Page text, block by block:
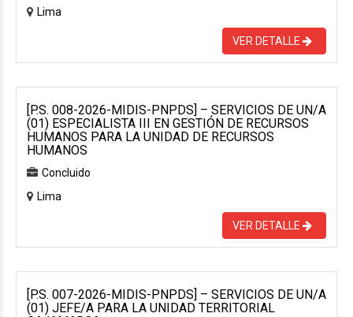
Lima
VER DETALLE
[P.S. 008-2026-MIDIS-PNPDS] – SERVICIOS DE UN/A
(01) ESPECIALISTA III EN GESTIÓN DE RECURSOS
HUMANOS PARA LA UNIDAD DE RECURSOS
HUMANOS
Concluido
Lima
VER DETALLE
[P.S. 007-2026-MIDIS-PNPDS] – SERVICIOS DE UN/A
(01) JEFE/A PARA LA UNIDAD TERRITORIAL